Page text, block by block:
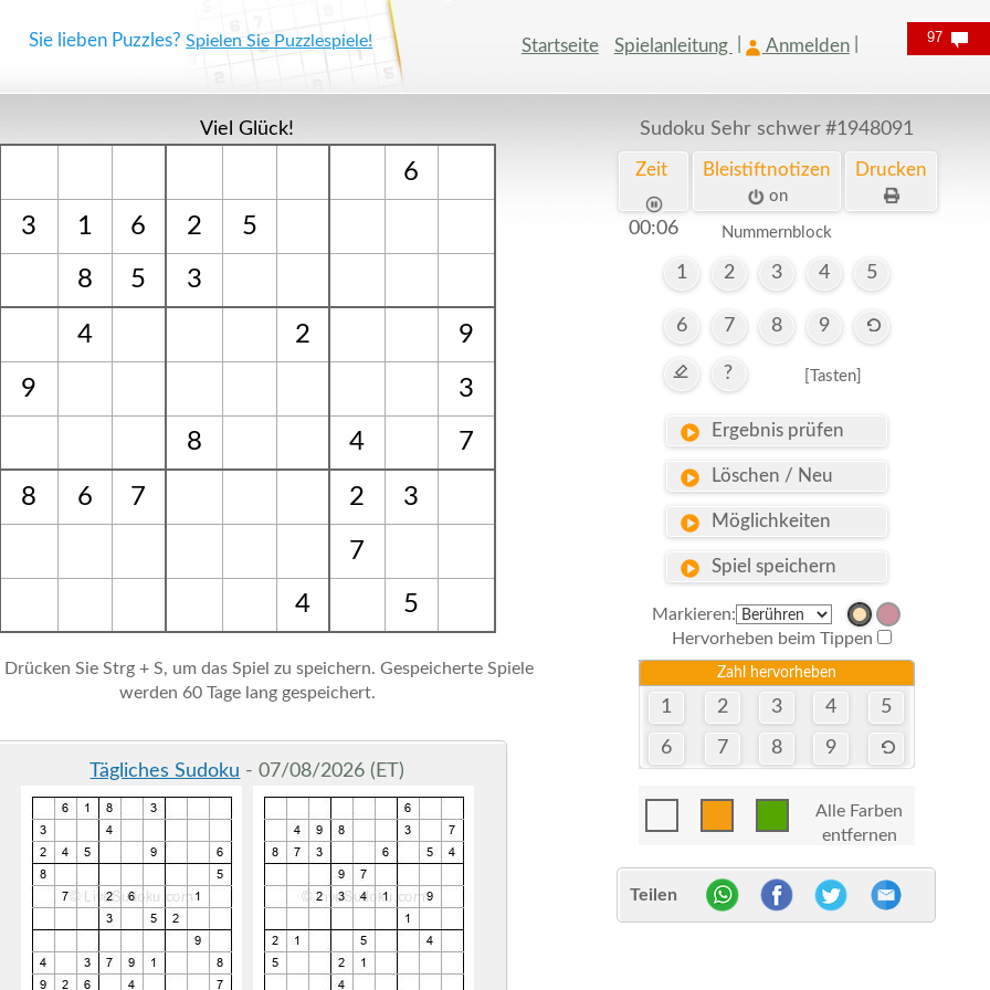
Sie lieben Puzzles?Spielen Sie Puzzlespiele! Startseite Spielanleitung Anmelden
Viel Glück!
6
3 1 6 2
5
8
5 3
4 2 9
9
3
8
4 7
8 6 7 2 3
7
4
5
Drücken Sie Strg + S, um das Spiel zu speichern. Gespeicherte Spiele
werden 60 Tage lang gespeichert.
Tägliches Sudoku - 07/08/2026 (ET)
Sudoku Sehr schwer #1948091
Zeit
00:07
Bleistiftnotizen
on
Drucken
Nummernblock
1 2 3 4 5
6 7 8 9
? [Tasten]
Ergebnis prüfen
Löschen / Neu
Möglichkeiten
Spiel speichern
Markieren:
Hervorheben beim Tippen
Zahl hervorheben
1 2 3 4 5
6 7 8 9
Alle Farben
entfernen
Teilen
97